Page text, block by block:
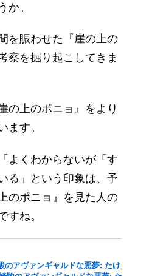
か。
を賑わせた『崖の上の
察を掘り起こしてきま
の上のポニョ』をより
ます。
よくわからないが「す
る」という印象は、予
のポニョ』を見た人の
すね。
のアヴァンギャルドな悪夢: たけくまメモ